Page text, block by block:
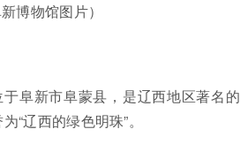
博物馆图片）
于阜新市阜蒙县，是辽西地区著名
“辽西的绿色明珠”。